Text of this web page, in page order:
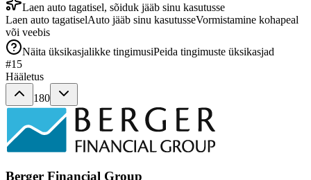
Laen auto tagatisel, sõiduk jääb sinu kasutusse
Laen auto tagatiselAuto jääb sinu kasutusseVormistamine kohapeal
või veebis
Näita üksikasjalikke tingimusiPeida tingimuste üksikasjad
#15
Hääletus
180
Berger Financial Group